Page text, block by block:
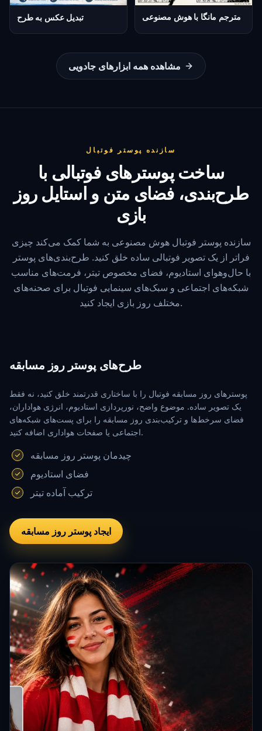
تبدیل عکس به طرح مترجم مانگا با هوش مصنوعی
مشاهده همه ابزارهای جادویی
سازنده پوستر فوتبال
ساخت پوسترهای فوتبالی با
طرح‌بندی، فضای متن و استایل روز
بازی
سازنده پوستر فوتبال هوش مصنوعی به شما کمک می‌کند چیزی
فراتر از یک تصویر فوتبالی ساده خلق کنید. طرح‌بندی‌های پوستر
با حال‌وهوای استادیوم، فضای مخصوص تیتر، فرمت‌های مناسب
شبکه‌های اجتماعی و سبک‌های سینمایی فوتبال برای صحنه‌های
مختلف روز بازی ایجاد کنید.
طرح‌های پوستر روز مسابقه
پوسترهای روز مسابقه فوتبال را با ساختاری قدرتمند خلق کنید، نه فقط
یک تصویر ساده. موضوع واضح، نورپردازی استادیوم، انرژی هواداران،
فضای سرخط‌ها و ترکیب‌بندی روز مسابقه را برای پست‌های شبکه‌های
اجتماعی یا صفحات هواداری اضافه کنید.
چیدمان پوستر روز مسابقه
فضای استادیوم
ترکیب آماده تیتر
ایجاد پوستر روز مسابقه